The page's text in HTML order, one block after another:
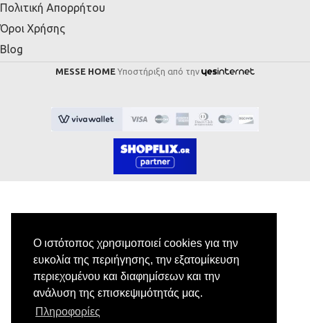
Ο ιστότοπος χρησιμοποιεί cookies για την
ευκολία της περιήγησης, την εξατομίκευση
περιεχομένου και διαφημίσεων και την
ανάλυση της επισκεψιμότητάς μας.
Πληροφορίες
Πολιτική Απορρήτου
Όροι Χρήσης
Blog
MESSE HOME Υποστήριξη από την
Εγγραφή στο Newsletter
Κάνε εγγραφή στο newsletter μας για να
λαμβάνεις αποκλειστικές προσφορές.